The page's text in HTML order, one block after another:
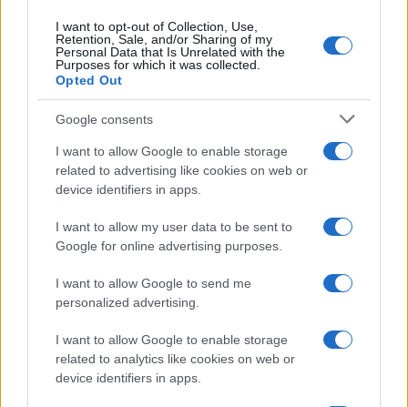
I want to opt-out of Collection, Use,
Retention, Sale, and/or Sharing of my
Personal Data that Is Unrelated with the
Purposes for which it was collected.
Opted Out
Google consents
I want to allow Google to enable storage
related to advertising like cookies on web or
device identifiers in apps.
I want to allow my user data to be sent to
Google for online advertising purposes.
I want to allow Google to send me
personalized advertising.
I want to allow Google to enable storage
related to analytics like cookies on web or
device identifiers in apps.
La Maddalena, festa per i 30 anni del Diving
center di Tegge
Esce di strada con l’auto ad Arzachena: ferito il
conducente
Turiste si perdono a Tavolara: salvate dai vigili
del fuoco
Meteo Olbia 6 agosto, migliora il tempo in
Incidente Olbia, poliziotto in vacanza salva 6
persone: due bimbi tra i feriti